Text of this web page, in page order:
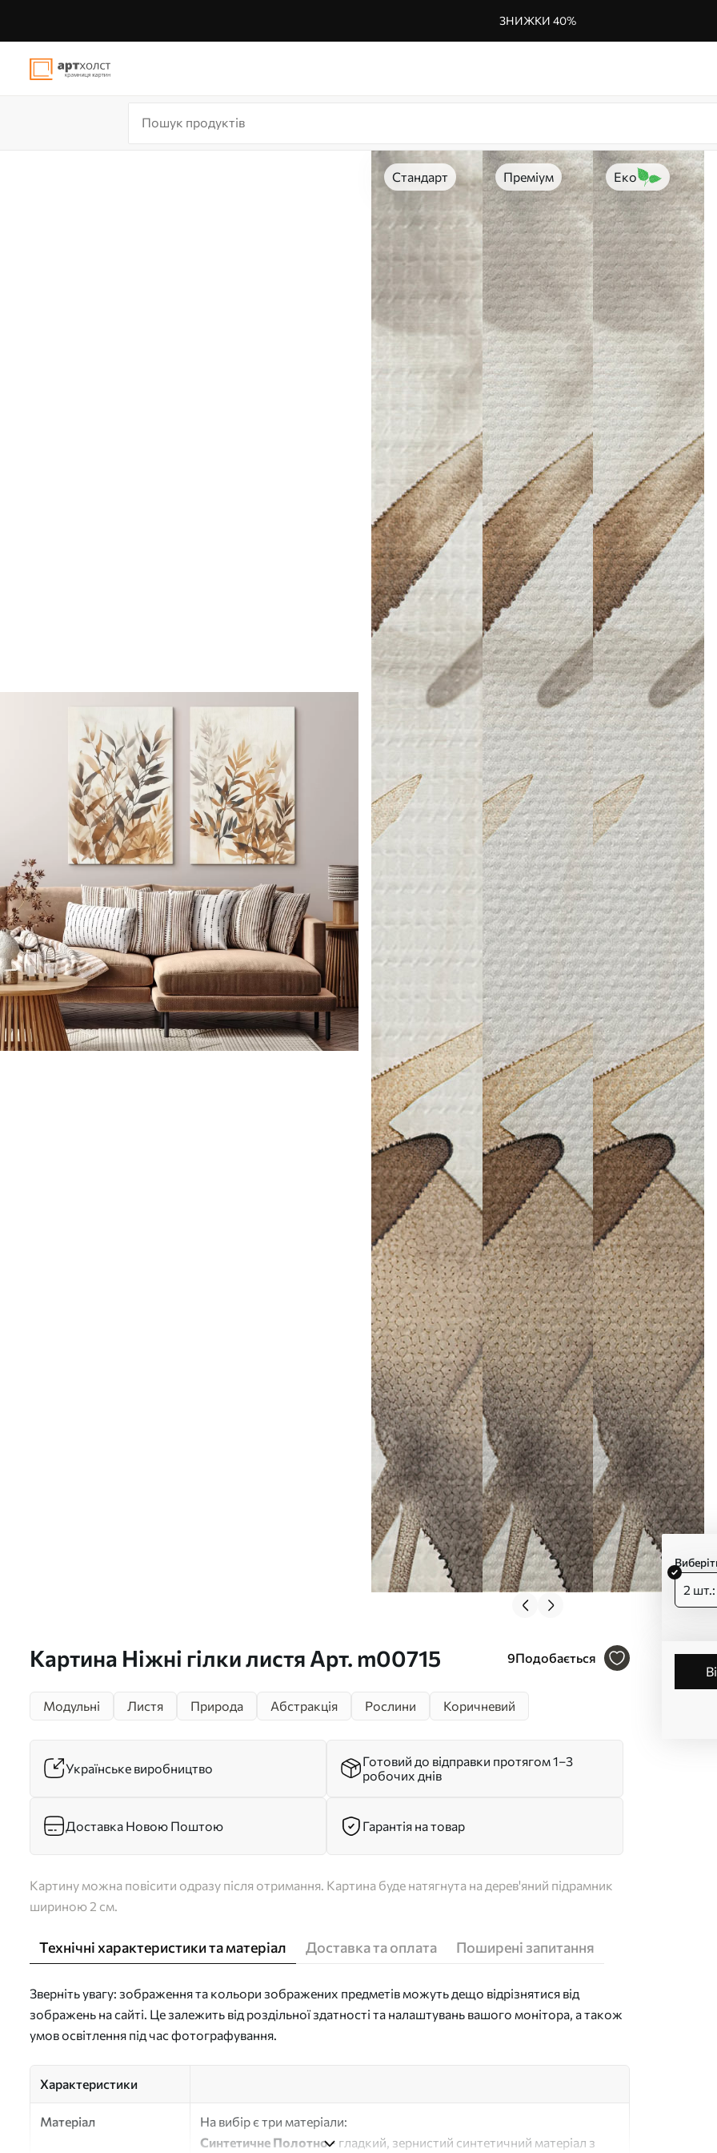
ЗНИЖКИ 40%
Стандарт Преміум Еко
Картина Ніжні гілки листя Арт. m00715 9Подобається
2
Модульні Листя Природа Абстракція Рослини Коричневий
Українське виробництво
Готовий до відправки протягом 1–3
робочих днів
Доставка Новою Поштою Гарантія на товар
Картину можна повісити одразу після отримання. Картина буде натягнута на дерев'яний підрамник
шириною 2 см.
Технічні характеристики та матеріал Доставка та оплата Поширені запитання
Зверніть увагу: зображення та кольори зображених предметів можуть дещо відрізнятися від
зображень на сайті. Це залежить від роздільної здатності та налаштувань вашого монітора, а також
умов освітлення під час фотографування.
Характеристики
Матеріал
На вибір є три матеріали:
Синтетичне Полотно- гладкий, зернистий синтетичний матеріал з